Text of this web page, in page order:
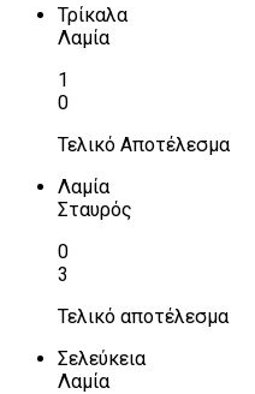
Τρίκαλα
Λαμία
1
0
Τελικό Αποτέλεσμα
Λαμία
Σταυρός
0
3
Τελικό αποτέλεσμα
Σελεύκεια
Λαμία